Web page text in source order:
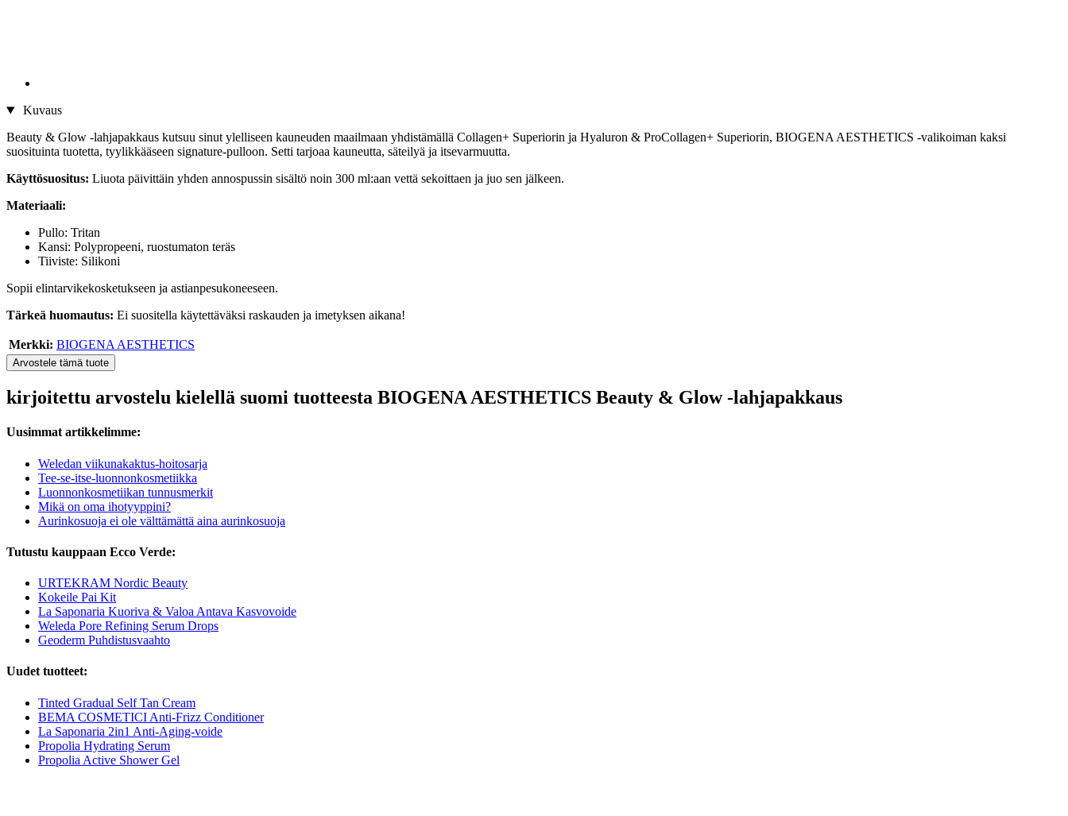
Kuvaus
Beauty & Glow -lahjapakkaus kutsuu sinut ylelliseen kauneuden maailmaan yhdistämällä Collagen+ Superiorin ja Hyaluron & ProCollagen+ Superiorin, BIOGENA AESTHETICS -valikoiman kaksi
suosituinta tuotetta, tyylikkääseen signature-pulloon. Setti tarjoaa kauneutta, säteilyä ja itsevarmuutta.
Käyttösuositus: Liuota päivittäin yhden annospussin sisältö noin 300 ml:aan vettä sekoittaen ja juo sen jälkeen.
Materiaali:
Pullo: Tritan
Kansi: Polypropeeni, ruostumaton teräs
Tiiviste: Silikoni
Sopii elintarvikekosketukseen ja astianpesukoneeseen.
Tärkeä huomautus: Ei suositella käytettäväksi raskauden ja imetyksen aikana!
Merkki: BIOGENA AESTHETICS
Arvostele tämä tuote
kirjoitettu arvostelu kielellä suomi tuotteesta BIOGENA AESTHETICS Beauty & Glow -lahjapakkaus
Uusimmat artikkelimme:
Weledan viikunakaktus-hoitosarja
Tee-se-itse-luonnonkosmetiikka
Luonnonkosmetiikan tunnusmerkit
Mikä on oma ihotyyppini?
Aurinkosuoja ei ole välttämättä aina aurinkosuoja
Tutustu kauppaan Ecco Verde:
URTEKRAM Nordic Beauty
Kokeile Pai Kit
La Saponaria Kuoriva & Valoa Antava Kasvovoide
Weleda Pore Refining Serum Drops
Geoderm Puhdistusvaahto
Uudet tuotteet:
Tinted Gradual Self Tan Cream
BEMA COSMETICI Anti-Frizz Conditioner
La Saponaria 2in1 Anti-Aging-voide
Propolia Hydrating Serum
Propolia Active Shower Gel